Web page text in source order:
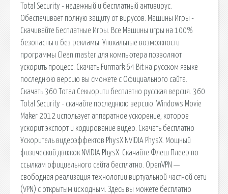
Total Security - надежный и бесплатный антивирус.
Обеспечивает полную защиту от вирусов. Машины Игры -
Скачивайте Бесплатные Игры. Все Машины игры на 100%
безопасны и без рекламы. Уникальные возможности
программы Clean master для компьютера позволяют
ускорить процесс. Скачать Furmark 64 Bit на русском языке
последнюю версию вы сможете с Официального сайта.
Скачать 360 Тотал Секьюрити бесплатно русская версия. 360
Total Security - скачайте последнюю версию. Windows Movie
Maker 2012 использует аппаратное ускорение, которое
ускорит экспорт и кодирование видео. Скачать бесплатно
Ускоритель видеоэффектов PhysX NVIDIA PhysX. Мощный
физический движок NVIDIA PhysX. Скачайте Флеш Плеер по
ссылкам официального сайта бесплатно. OpenVPN —
свободная реализация технологии виртуальной частной сети
(VPN) с открытым исходным. Здесь вы можете бесплатно